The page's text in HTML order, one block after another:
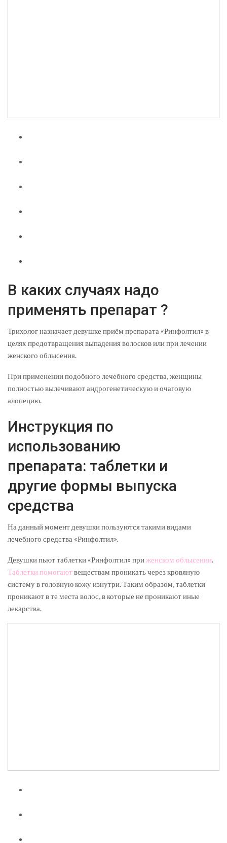
В каких случаях надо
применять препарат ?
Трихолог назначает девушке приём препарата «Ринфолтил» в
целях предотвращения выпадения волосков или при лечении
женского облысения.
При применении подобного лечебного средства, женщины
полностью вылечивают андрогенетическую и очаговую
алопецию.
Инструкция по
использованию
препарата: таблетки и
другие формы выпуска
средства
На данный момент девушки пользуются такими видами
лечебного средства «Ринфолтил».
Девушки пьют таблетки «Ринфолтил» приженском облысении.
Таблетки помогаютвеществам проникать через кровяную
систему в головную кожу изнутри. Таким образом, таблетки
проникают в те места волос, в которые не проникают иные
лекарства.